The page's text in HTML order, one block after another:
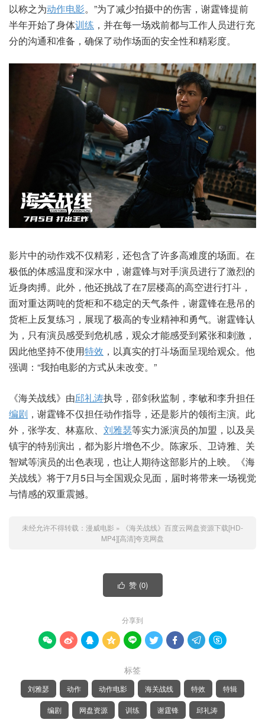
以称之为动作电影。”为了减少拍摄中的伤害，谢霆锋提前
半年开始了身体训练 ，并在每一场戏前都与工作人员进行充
分的沟通和准备，确保了动作场面的安全性和精彩度。
影片中的动作戏不仅精彩，还包含了许多高难度的场面。在
极低的体感温度和深水中，谢霆锋与对手演员进行了激烈的
近身肉搏。此外，他还挑战了在7层楼高的高空进行打斗，
面对重达两吨的货柜和不稳定的天气条件，谢霆锋在悬吊的
货柜上反复练习，展现了极高的专业精神和勇气。谢霆锋认
为，只有演员感受到危机感，观众才能感受到紧张和刺激，
因此他坚持不使用特效 ，以真实的打斗场面呈现给观众。他
强调：“我拍电影的方式从未改变。”
《海关战线》由邱礼涛执导，邵剑秋监制，李敏和李升担任
编剧 ，谢霆锋不仅担任动作指导，还是影片的领衔主演。此
外，张学友、林嘉欣、 刘雅瑟等实力派演员的加盟，以及吴
镇宇的特别演出，都为影片增色不少。陈家乐、卫诗雅、关
智斌等演员的出色表现，也让人期待这部影片的上映。《海
关战线》将于7月5日与全国观众见面，届时将带来一场视觉
与情感的双重震撼。
未经允许不得转载： 漫威电影 »
《海关战线》百度云网盘资源下载[HD-
MP4][高清]夸克网盘
 赞 (0)
分享到
        
标签
刘雅瑟 动作 动作电影 海关战线 特效 特辑
编剧 网盘资源 训练 谢霆锋 邱礼涛